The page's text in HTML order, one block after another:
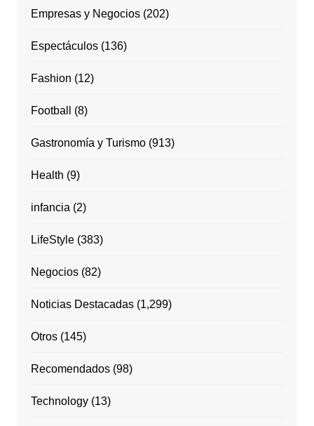
Empresas y Negocios(202)
Espectáculos(136)
Fashion (12)
Football (8)
Gastronomía y Turismo(913)
Health (9)
infancia (2)
LifeStyle(383)
Negocios(82)
Noticias Destacadas(1,299)
Otros(145)
Recomendados(98)
Technology(13)